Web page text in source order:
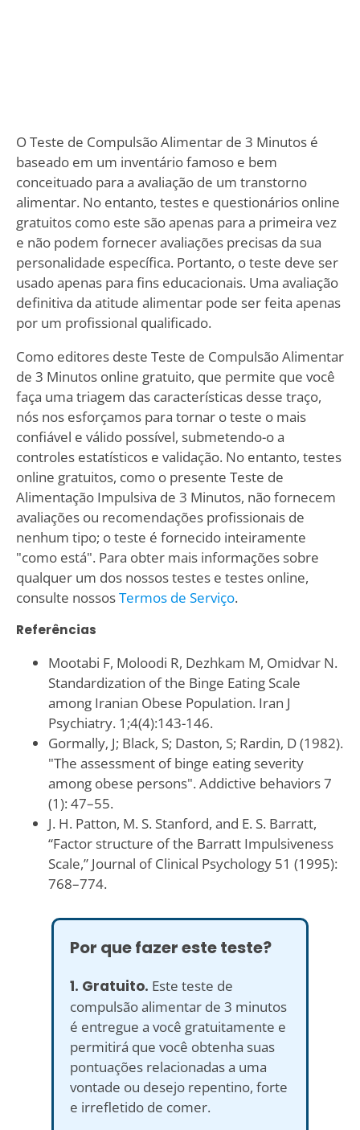
O Teste de Compulsão Alimentar de 3 Minutos é
baseado em um inventário famoso e bem
conceituado para a avaliação de um transtorno
alimentar. No entanto, testes e questionários online
gratuitos como este são apenas para a primeira vez
e não podem fornecer avaliações precisas da sua
personalidade específica. Portanto, o teste deve ser
usado apenas para fins educacionais. Uma avaliação
definitiva da atitude alimentar pode ser feita apenas
por um profissional qualificado.
Como editores deste Teste de Compulsão Alimentar
de 3 Minutos online gratuito, que permite que você
faça uma triagem das características desse traço,
nós nos esforçamos para tornar o teste o mais
confiável e válido possível, submetendo-o a
controles estatísticos e validação. No entanto, testes
online gratuitos, como o presente Teste de
Alimentação Impulsiva de 3 Minutos, não fornecem
avaliações ou recomendações profissionais de
nenhum tipo; o teste é fornecido inteiramente
"como está". Para obter mais informações sobre
qualquer um dos nossos testes e testes online,
consulte nossosTermos de Serviço.
Referências
Mootabi F, Moloodi R, Dezhkam M, Omidvar N.
Standardization of the Binge Eating Scale
among Iranian Obese Population. Iran J
Psychiatry. 1;4(4):143-146.
Gormally‚ J; Black‚ S; Daston‚ S; Rardin‚ D (1982).
"The assessment of binge eating severity
among obese persons". Addictive behaviors 7
(1): 47–55.
J. H. Patton, M. S. Stanford, and E. S. Barratt,
“Factor structure of the Barratt Impulsiveness
Scale,” Journal of Clinical Psychology 51 (1995):
768–774.
Por que fazer este teste?
1. Gratuito. Este teste de
compulsão alimentar de 3 minutos
é entregue a você gratuitamente e
permitirá que você obtenha suas
pontuações relacionadas a uma
vontade ou desejo repentino, forte
e irrefletido de comer.